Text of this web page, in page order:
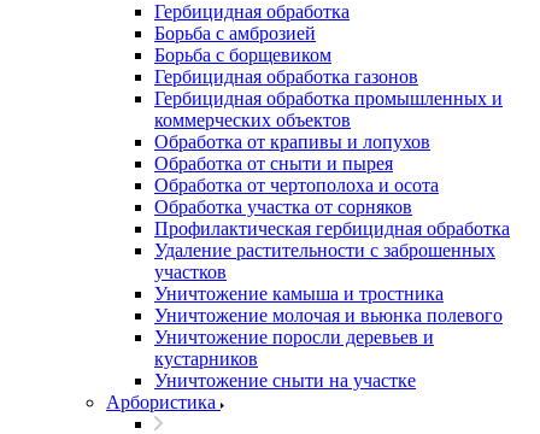
Гербицидная обработка
Борьба с амброзией
Борьба с борщевиком
Гербицидная обработка газонов
Гербицидная обработка промышленных и
коммерческих объектов
Обработка от крапивы и лопухов
Обработка от сныти и пырея
Обработка от чертополоха и осота
Обработка участка от сорняков
Профилактическая гербицидная обработка
Удаление растительности с заброшенных
участков
Уничтожение камыша и тростника
Уничтожение молочая и вьюнка полевого
Уничтожение поросли деревьев и
кустарников
Уничтожение сныти на участке
Арбористика